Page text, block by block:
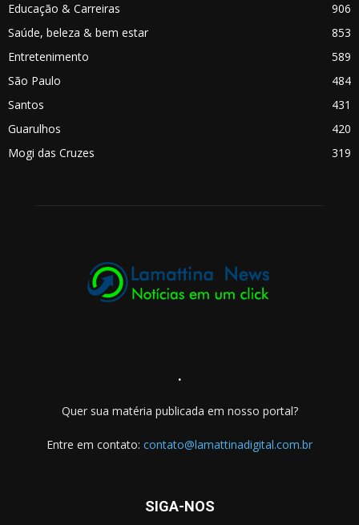
Educação & Carreiras
906
Saúde, beleza & bem estar
853
Entretenimento
589
São Paulo
484
Santos
431
Guarulhos
420
Mogi das Cruzes
319
.
Quer sua matéria publicada em nosso portal?
Entre em contato: contato@lamattinadigital.com.br
SIGA-NOS